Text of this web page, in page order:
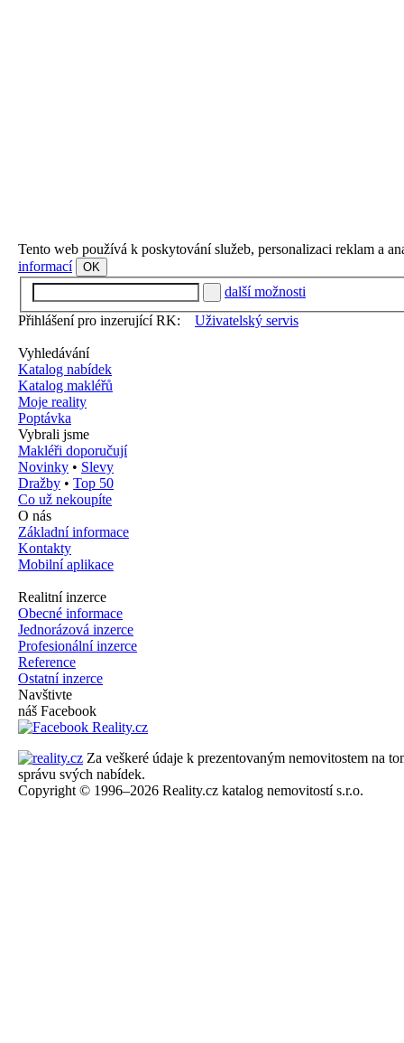
Tento web používá k poskytování služeb, personalizaci reklam a
informací
OK
další možnosti
Přihlášení pro inzerující RK:
Uživatelský servis
Vyhledávání
Katalog nabídek
Katalog makléřů
Moje reality
Poptávka
Vybrali jsme
Makléři doporučují
Novinky • Slevy
Dražby • Top 50
Co už nekoupíte
O nás
Základní informace
Kontakty
Mobilní aplikace
Realitní inzerce
Obecné informace
Jednorázová inzerce
Profesionální inzerce
Reference
Ostatní inzerce
Navštivte
náš Facebook
Za veškeré údaje k prezentovaným nemovitostem na
správu svých nabídek.
Copyright © 1996–2026 Reality.cz katalog nemovitostí s.r.o.